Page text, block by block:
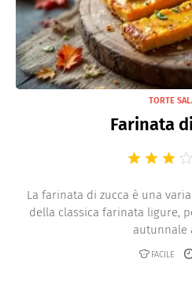
TORTE
Farinata
La farinata di zucca è una
della classica farinata ligure,
autunnale
FACILE